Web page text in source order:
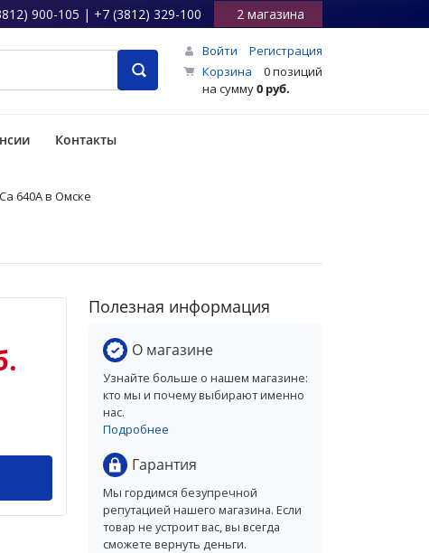
900-105 | +7 (3812) 329-100 2 магазина
Войти
Регистрация
Корзина
0 позиций
на сумму0 руб.
Контакты
640А в Омске
Полезная информация
О магазине
Узнайте больше о нашем магазине:
кто мы и почему выбирают именно
нас.
Подробнее
Гарантия
Мы гордимся безупречной
репутацией нашего магазина. Если
товар не устроит вас, вы всегда
сможете вернуть деньги.